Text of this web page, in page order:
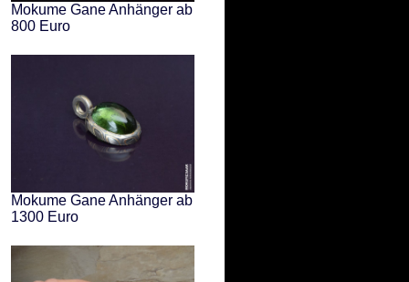
Mokume Gane Anhänger ab
800 Euro
Mokume Gane Anhänger ab
1300 Euro